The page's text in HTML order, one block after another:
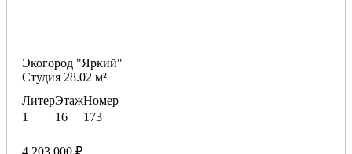
Экогород "Яркий"
Студия 28.02 м²
Литер
1
Этаж
16
Номер
173